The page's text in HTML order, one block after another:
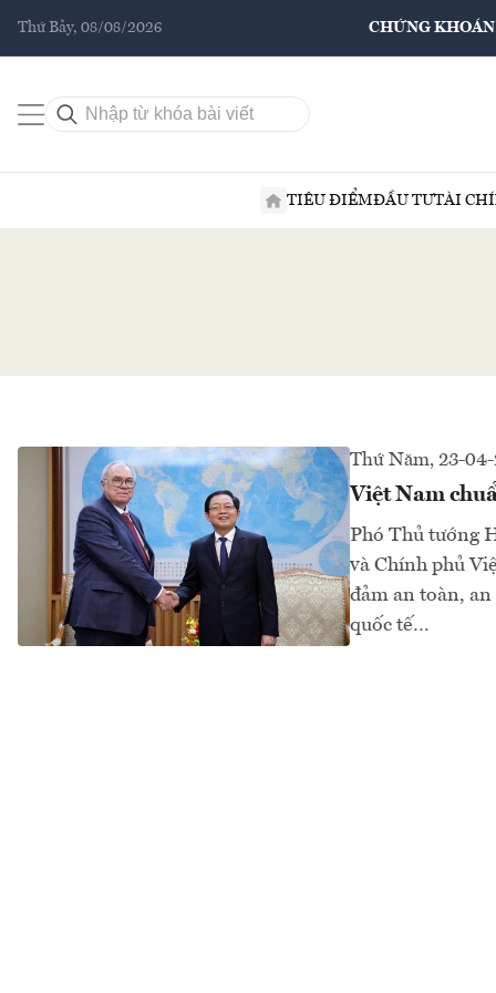
Thứ Bảy, 08/08/2026 CHỨNG KHOÁN
TIÊU ĐIỂMĐẦU TƯTÀI
Thứ Năm, 23-
Việt Nam
Phó Thủ tướng
và Chính phủ
đảm an toàn,
quốc tế…